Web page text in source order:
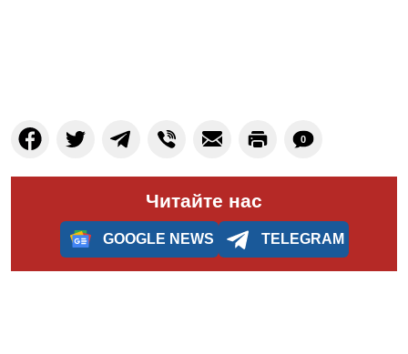
0
Читайте нас
GOOGLE NEWS TELEGRAM